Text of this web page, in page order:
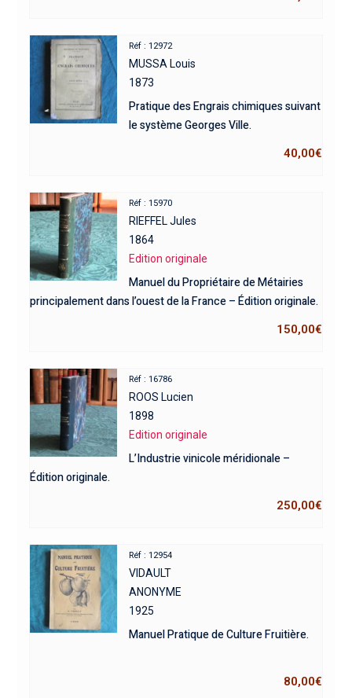
Réf : 12972
MUSSA Louis
1873
Pratique des Engrais chimiques suivant
le système Georges Ville.
40,00€
Réf : 15970
RIEFFEL Jules
1864
Edition originale
Manuel du Propriétaire de Métairies
principalement dans l’ouest de la France – Édition originale.
150,00€
Réf : 16786
ROOS Lucien
1898
Edition originale
L’Industrie vinicole méridionale –
Édition originale.
250,00€
Réf : 12954
VIDAULT
ANONYME
1925
Manuel Pratique de Culture Fruitière.
80,00€